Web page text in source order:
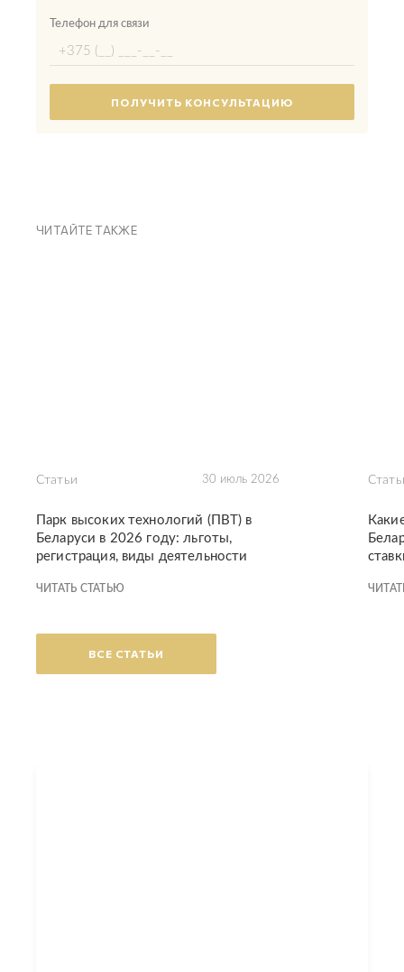
Телефон для связи
ЧИТАЙТЕ ТАКЖЕ
Статьи 30 июль 2026
Парк высоких технологий (ПВТ) в
Беларуси в 2026 году: льготы,
регистрация, виды деятельности
ЧИТАТЬ СТАТЬЮ
ВСЕ СТАТЬИ